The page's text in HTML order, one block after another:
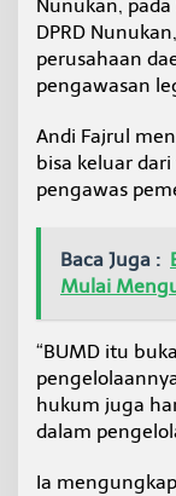
Nunukan,
DPRD
perusahaan
pengawasan
Andi Fajrul
bisa keluar
pengawas
Baca Juga :
Mulai
“BUMD itu
hukum juga
dalam
Ia